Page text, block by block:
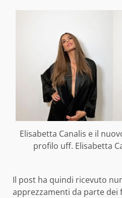
Elisabetta Canalis e il
profilo uff. Elisabetta
Il post ha quindi ricevuto
apprezzamenti da parte dei